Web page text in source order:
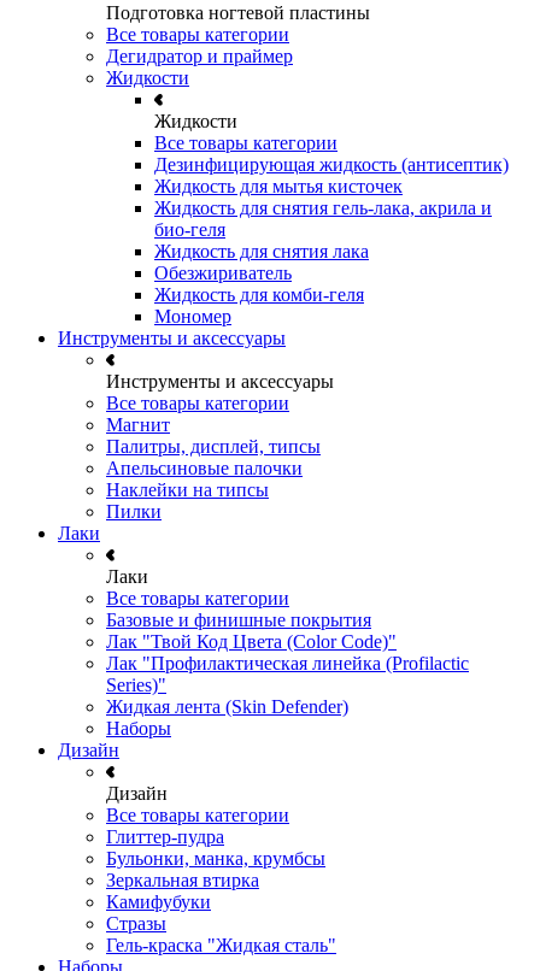
Подготовка ногтевой пластины
Все товары категории
Дегидратор и праймер
Жидкости
Жидкости
Все товары категории
Дезинфицирующая жидкость (антисептик)
Жидкость для мытья кисточек
Жидкость для снятия гель-лака, акрила и
био-геля
Жидкость для снятия лака
Обезжириватель
Жидкость для комби-геля
Мономер
Инструменты и аксессуары
Инструменты и аксессуары
Все товары категории
Магнит
Палитры, дисплей, типсы
Апельсиновые палочки
Наклейки на типсы
Пилки
Лаки
Лаки
Все товары категории
Базовые и финишные покрытия
Лак "Твой Код Цвета (Color Code)"
Лак "Профилактическая линейка (Profilactic
Series)"
Жидкая лента (Skin Defender)
Наборы
Дизайн
Дизайн
Все товары категории
Глиттер-пудра
Бульонки, манка, крумбсы
Зеркальная втирка
Камифубуки
Стразы
Гель-краска "Жидкая сталь"
Наборы